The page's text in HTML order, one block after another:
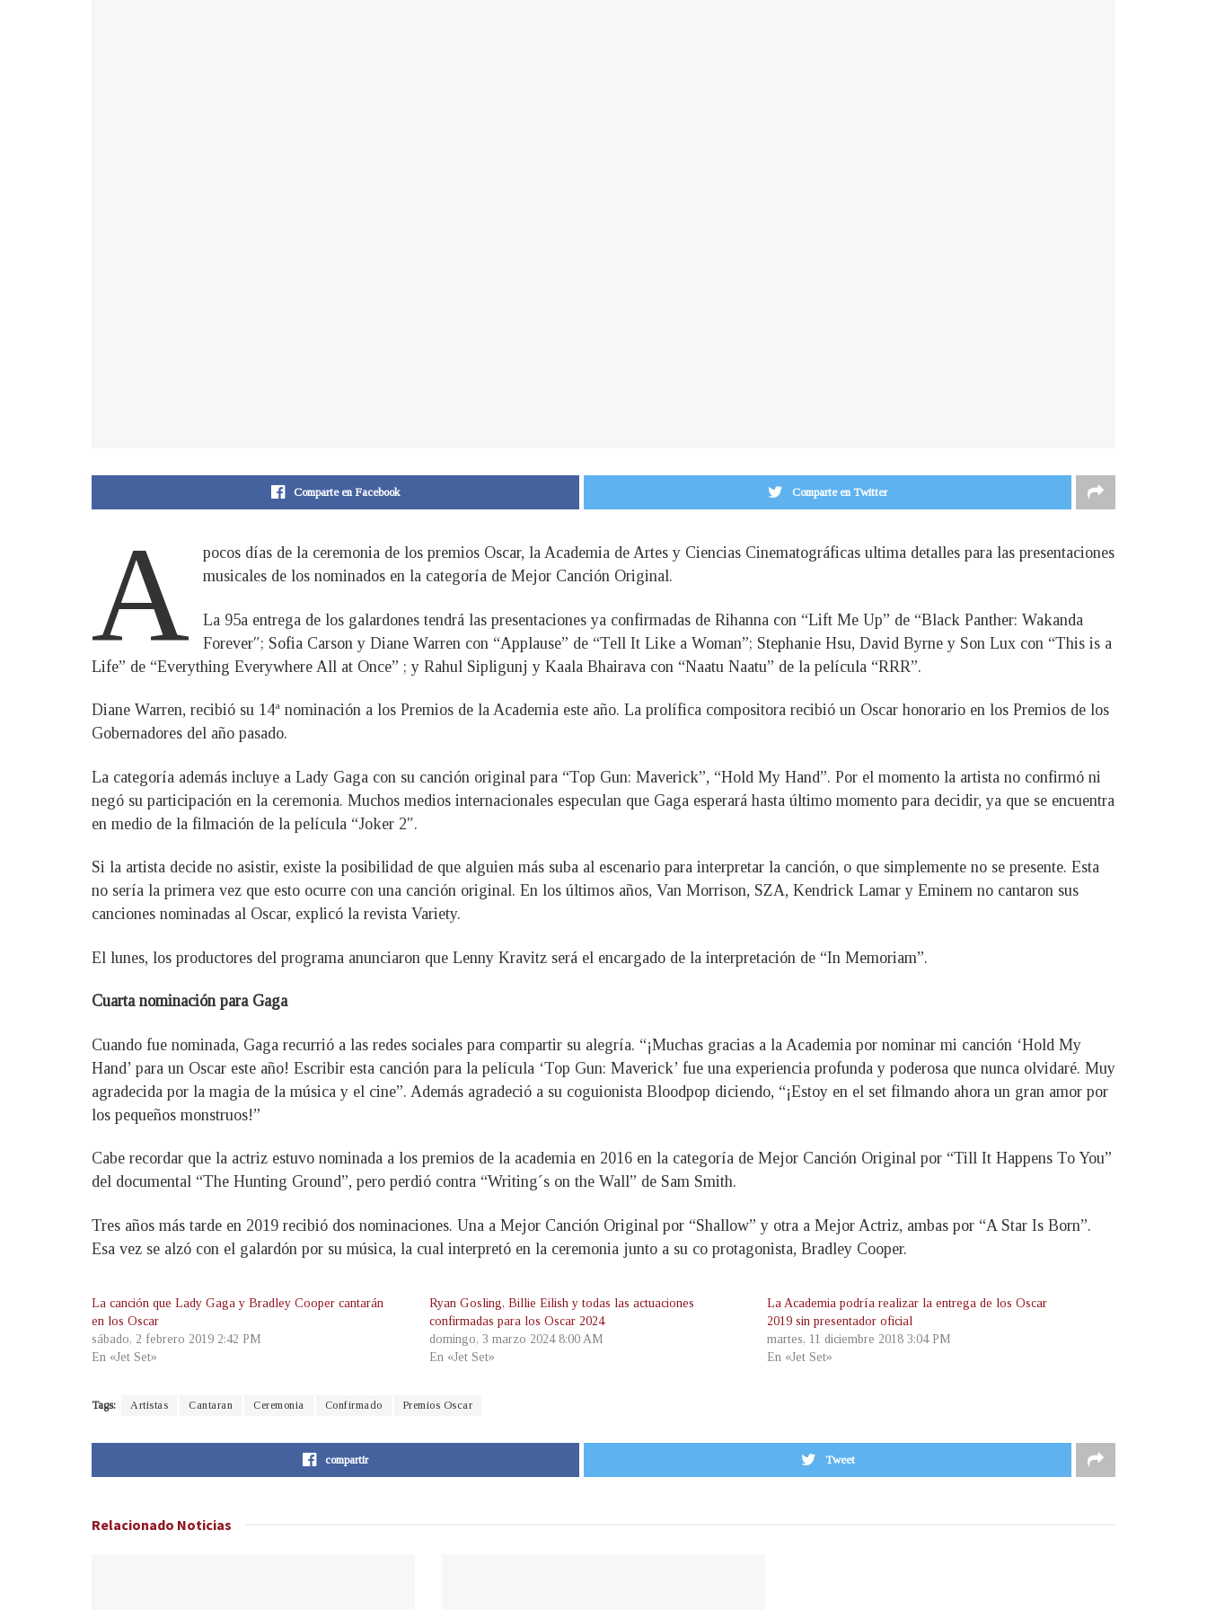
Comparte en Facebook Comparte en Twitter
A
pocos días de la ceremonia de los premios Oscar, la Academia de Artes y Ciencias Cinematográficas ultima detalles para las presentaciones
musicales de los nominados en la categoría de Mejor Canción Original.
La 95a entrega de los galardones tendrá las presentaciones ya confirmadas de Rihanna con “Lift Me Up” de “Black Panther: Wakanda
Forever″; Sofia Carson y Diane Warren con “Applause” de “Tell It Like a Woman”; Stephanie Hsu, David Byrne y Son Lux con “This is a
Life” de “Everything Everywhere All at Once” ; y Rahul Sipligunj y Kaala Bhairava con “Naatu Naatu” de la película “RRR”.
Diane Warren, recibió su 14ª nominación a los Premios de la Academia este año. La prolífica compositora recibió un Oscar honorario en los Premios de los
Gobernadores del año pasado.
La categoría además incluye a Lady Gaga con su canción original para “Top Gun: Maverick”, “Hold My Hand”. Por el momento la artista no confirmó ni
negó su participación en la ceremonia. Muchos medios internacionales especulan que Gaga esperará hasta último momento para decidir, ya que se encuentra
en medio de la filmación de la película “Joker 2″.
Si la artista decide no asistir, existe la posibilidad de que alguien más suba al escenario para interpretar la canción, o que simplemente no se presente. Esta
no sería la primera vez que esto ocurre con una canción original. En los últimos años, Van Morrison, SZA, Kendrick Lamar y Eminem no cantaron sus
canciones nominadas al Oscar, explicó la revista Variety.
El lunes, los productores del programa anunciaron que Lenny Kravitz será el encargado de la interpretación de “In Memoriam”.
Cuarta nominación para Gaga
Cuando fue nominada, Gaga recurrió a las redes sociales para compartir su alegría. “¡Muchas gracias a la Academia por nominar mi canción ‘Hold My
Hand’ para un Oscar este año! Escribir esta canción para la película ‘Top Gun: Maverick’ fue una experiencia profunda y poderosa que nunca olvidaré. Muy
agradecida por la magia de la música y el cine”. Además agradeció a su coguionista Bloodpop diciendo, “¡Estoy en el set filmando ahora un gran amor por
los pequeños monstruos!”
Cabe recordar que la actriz estuvo nominada a los premios de la academia en 2016 en la categoría de Mejor Canción Original por “Till It Happens To You”
del documental “The Hunting Ground”, pero perdió contra “Writing´s on the Wall” de Sam Smith.
Tres años más tarde en 2019 recibió dos nominaciones. Una a Mejor Canción Original por “Shallow” y otra a Mejor Actriz, ambas por “A Star Is Born”.
Esa vez se alzó con el galardón por su música, la cual interpretó en la ceremonia junto a su co protagonista, Bradley Cooper.
La canción que Lady Gaga y Bradley Cooper cantarán
en los Oscar
sábado, 2 febrero 2019 2:42 PM
En «Jet Set»
Ryan Gosling, Billie Eilish y todas las actuaciones
confirmadas para los Oscar 2024
domingo, 3 marzo 2024 8:00 AM
En «Jet Set»
La Academia podría realizar la entrega de los Oscar
2019 sin presentador oficial
martes, 11 diciembre 2018 3:04 PM
En «Jet Set»
Tags: Artistas Cantaran Ceremonia Confirmado Premios Oscar
compartir Tweet
Relacionado Noticias